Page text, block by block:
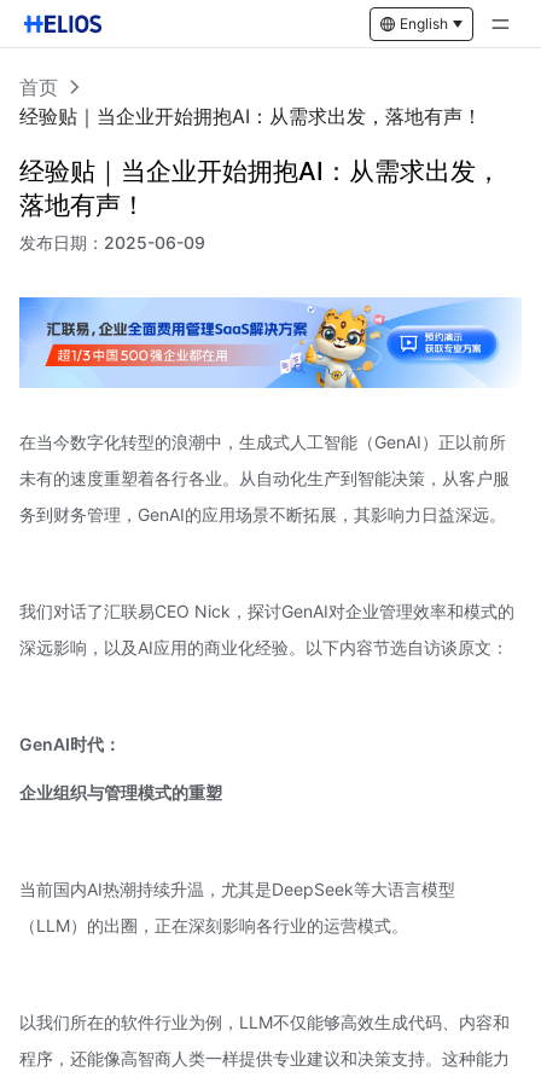
English
首页
经验贴｜当企业开始拥抱AI：从需求出发，落地有声！
经验贴｜当企业开始拥抱AI：从需求出发，
落地有声！
发布日期： 2025-06-09
在当今数字化转型的浪潮中，生成式人工智能（GenAI）正以前所
未有的速度重塑着各行各业。从自动化生产到智能决策，从客户服
务到财务管理，GenAI的应用场景不断拓展，其影响力日益深远。
我们对话了汇联易CEO Nick，探讨GenAI对企业管理效率和模式的
深远影响，以及AI应用的商业化经验。以下内容节选自访谈原文：
GenAI时代：
企业组织与管理模式的重塑
当前国内AI热潮持续升温，尤其是DeepSeek等大语言模型
（LLM）的出圈，正在深刻影响各行业的运营模式。
以我们所在的软件行业为例，LLM不仅能够高效生成代码、内容和
程序，还能像高智商人类一样提供专业建议和决策支持。这种能力